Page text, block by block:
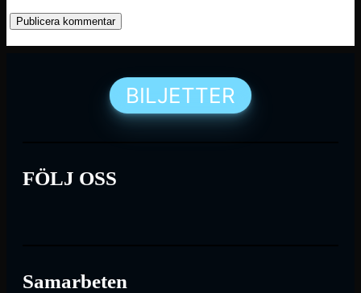
BILJETTER
FÖLJ OSS
Samarbeten